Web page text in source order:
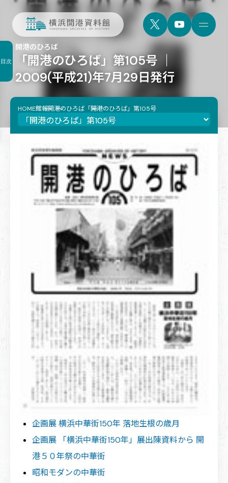
「開港のひろば」第105号 ｜
2009(平成21)年7月29日発行
開港のひろば
HOME館報開港のひろば 「開港のひろば」第105号
企画展 横浜中華街150年 落地生根の歳月
企画展 「横浜中華街150年」展出陳資料から 開
港５０年祭の中華街
昭和モダンの中華街
目次